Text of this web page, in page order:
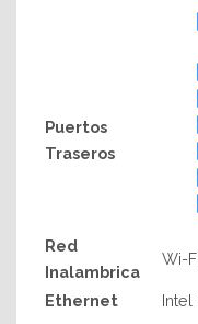
Puertos
Traseros
Red
Inalambrica
Wi-
Ethernet Intel